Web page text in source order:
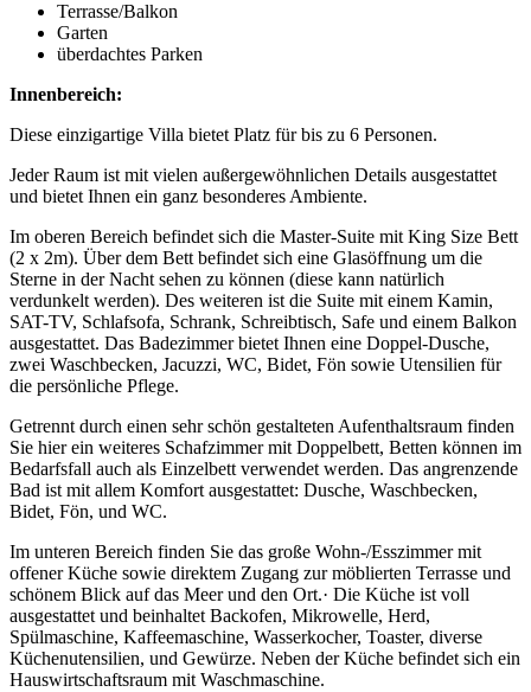
Terrasse/Balkon
Garten
überdachtes Parken
Innenbereich:
Diese einzigartige Villa bietet Platz für bis zu 6 Personen.
Jeder Raum ist mit vielen außergewöhnlichen Details ausgestattet
und bietet Ihnen ein ganz besonderes Ambiente.
Im oberen Bereich befindet sich die Master-Suite mit King Size Bett
(2 x 2m). Über dem Bett befindet sich eine Glasöffnung um die
Sterne in der Nacht sehen zu können (diese kann natürlich
verdunkelt werden). Des weiteren ist die Suite mit einem Kamin,
SAT-TV, Schlafsofa, Schrank, Schreibtisch, Safe und einem Balkon
ausgestattet. Das Badezimmer bietet Ihnen eine Doppel-Dusche,
zwei Waschbecken, Jacuzzi, WC, Bidet, Fön sowie Utensilien für
die persönliche Pflege.
Getrennt durch einen sehr schön gestalteten Aufenthaltsraum finden
Sie hier ein weiteres Schafzimmer mit Doppelbett, Betten können im
Bedarfsfall auch als Einzelbett verwendet werden. Das angrenzende
Bad ist mit allem Komfort ausgestattet: Dusche, Waschbecken,
Bidet, Fön, und WC.
Im unteren Bereich finden Sie das große Wohn-/Esszimmer mit
offener Küche sowie direktem Zugang zur möblierten Terrasse und
schönem Blick auf das Meer und den Ort.· Die Küche ist voll
ausgestattet und beinhaltet Backofen, Mikrowelle, Herd,
Spülmaschine, Kaffeemaschine, Wasserkocher, Toaster, diverse
Küchenutensilien, und Gewürze. Neben der Küche befindet sich ein
Hauswirtschaftsraum mit Waschmaschine.